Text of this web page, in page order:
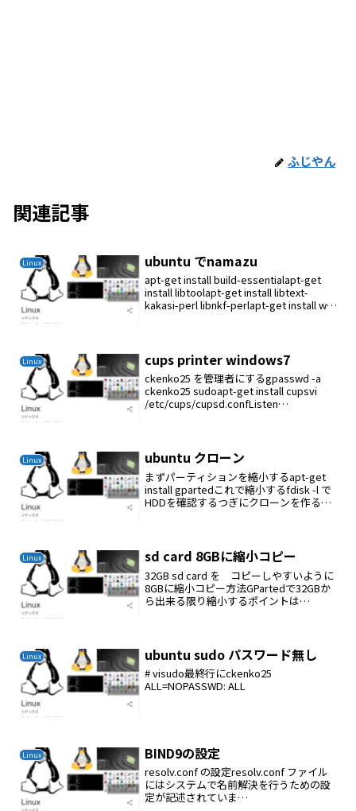
ふじやん
関連記事
Linux ubuntu でnamazu
apt-get install build-essentialapt-get
install libtoolapt-get install libtext-
kakasi-perl libnkf-perlapt-get install wv
Linux cups printer windows7
ckenko25 を管理者にするgpasswd -a
ckenko25 sudoapt-get install cupsvi
/etc/cups/cupsd.confListen
Linux ubuntu クローン
まずパーティションを縮小するapt-get
install gpartedこれで縮小するfdisk -l で
HDDを確認するつぎにクローンを作る
Linux sd card 8GBに縮小コピー
32GB sd card を コピーしやすいように
8GBに縮小コピー方法GPartedで32GBか
ら出来る限り縮小するポイントは
Linux ubuntu sudo パスワード無し
# visudo最終行にckenko25
ALL=NOPASSWD: ALL
Linux BIND9の設定
resolv.conf の設定resolv.conf ファイル
にはシステムで名前解決を行うための設
定が記述されていま